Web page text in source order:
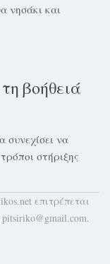
νησάκι και
βοήθειά
συνεχίσει να
στήριξης
επιτρέπεται